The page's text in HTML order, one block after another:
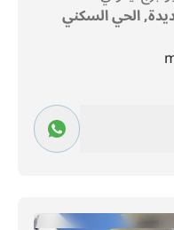
الحي السكني